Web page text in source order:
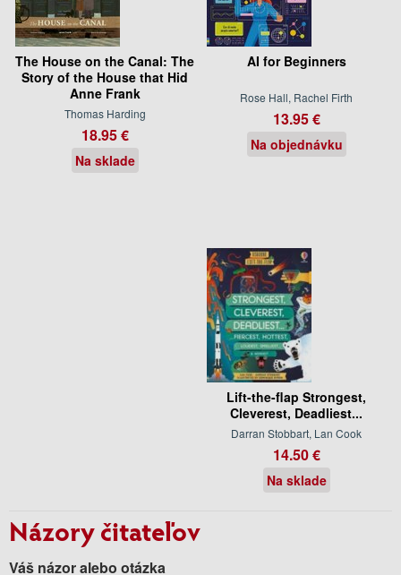
The House on the Canal: The
Story of the House that Hid
Anne Frank
Thomas Harding
18.95 €
Na sklade
AI for Beginners
Rose Hall, Rachel Firth
13.95 €
Na objednávku
Lift-the-flap Strongest,
Cleverest, Deadliest...
Darran Stobbart, Lan Cook
14.50 €
Na sklade
Názory čitateľov
Váš názor alebo otázka